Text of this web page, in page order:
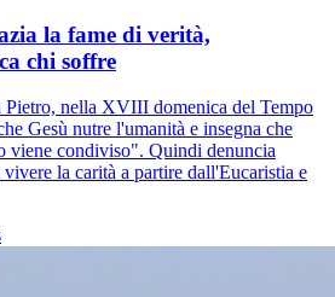
la fame di verità,
chi soffre
nella XVIII domenica del Tempo
Gesù nutre l'umanità e insegna che
viene condiviso". Quindi denuncia
la carità a partire dall'Eucaristia e